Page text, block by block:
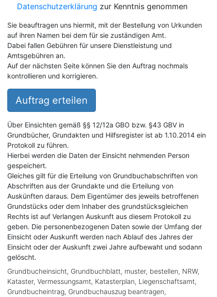
Datenschutzerklärung zur Kenntnis genommen
Sie beauftragen uns hiermit, mit der Bestellung von Urkunden
auf ihren Namen bei dem für sie zuständigen Amt.
Dabei fallen Gebühren für unsere Dienstleistung und
Amtsgebühren an.
Auf der nächsten Seite können Sie den Auftrag nochmals
kontrollieren und korrigieren.
Auftrag erteilen
Über Einsichten gemäß §§ 12/12a GBO bzw. §43 GBV in
Grundbücher, Grundakten und Hilfsregister ist ab 1.10.2014 ein
Protokoll zu führen.
Hierbei werden die Daten der Einsicht nehmenden Person
gespeichert.
Gleiches gilt für die Erteilung von Grundbuchabschriften von
Abschriften aus der Grundakte und die Erteilung von
Auskünften daraus. Dem Eigentümer des jeweils betroffenen
Grundstücks oder dem Inhaber des grundstücksgleichen
Rechts ist auf Verlangen Auskunft aus diesem Protokoll zu
geben. Die personenbezogenen Daten sowie der Umfang der
Einsicht oder Auskunft werden nach Ablauf des Jahres der
Einsicht oder der Auskunft zwei Jahre aufbewaht und sodann
gelöscht.
Grundbucheinsicht, Grundbuchblatt, muster, bestellen, NRW,
Kataster, Vermessungsamt, Katasterplan, Liegenschaftsamt,
Grundbucheintrag, Grundbuchauszug beantragen,